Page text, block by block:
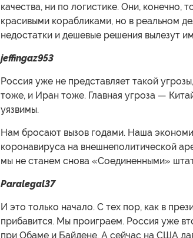
качества, ни по логистике. Они, конечно,
красивыми корабликами, но в реальном
недостатки и дешевые решения вылезут
jeffingaz953
Россия уже не представляет такой
тоже, и Иран тоже. Главная угроза —
уязвимы.
Нам бросают вызов годами. Наша
коронавируса на внешнеполитической
мы не станем снова «Соединенными»
Paralegal37
И это только начало. С тех пор, как в
прибавится. Мы проиграем. Россия уже
при Обаме и Байдене. А сейчас на США